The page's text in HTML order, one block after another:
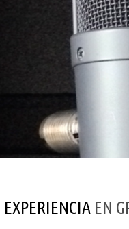
EXPERIENCIA EN